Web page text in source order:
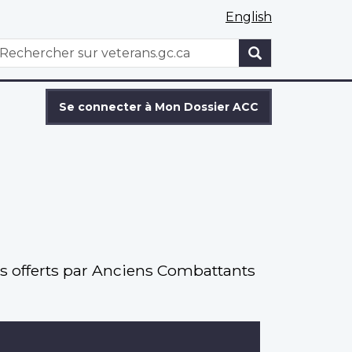
English
WxT
Se connecter à Mon Dossier ACC
offerts par Anciens Combattants